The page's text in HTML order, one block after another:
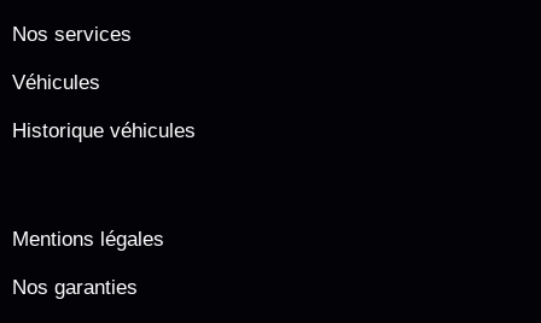
Nos services
Véhicules
Historique véhicules
Mentions légales
Nos garanties